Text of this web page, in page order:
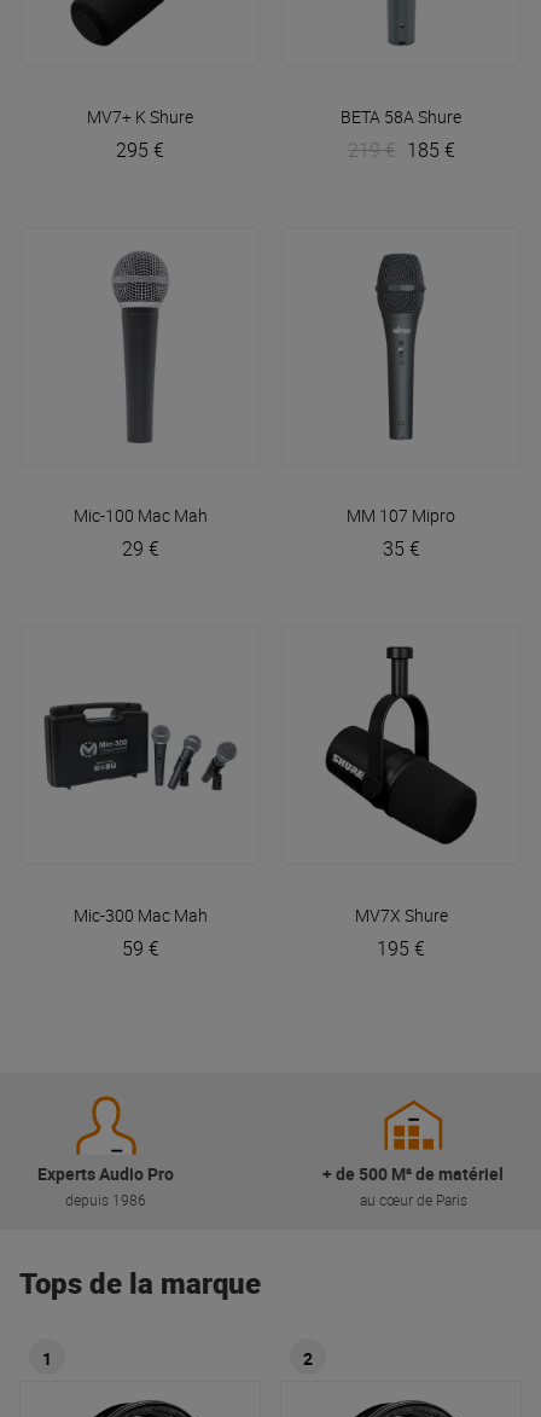
MV7+ KShure
295 €
BETA 58AShure
219 € 185 €
Mic-100 Mac Mah
29 €
MM 107 Mipro
35 €
Mic-300 Mac Mah
59 €
MV7X Shure
195 €
Experts Audio Pro
depuis 1986
+ de 500 M² de matériel
au cœur de Paris
Tops de la marque
1 2